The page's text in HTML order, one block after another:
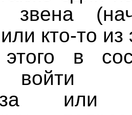
звена
кто-то из
в
или